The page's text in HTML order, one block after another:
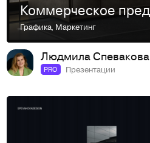
Графика, Маркетинг
Людмила Спевакова
PRO Презентации